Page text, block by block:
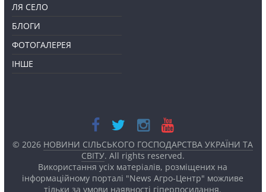
ЛЯ СЕЛО
БЛОГИ
ФОТОГАЛЕРЕЯ
ІНШЕ
© 2026 НОВИНИ СІЛЬСЬКОГО ГОСПОДАРСТВА УКРАЇНИ ТА
СВІТУ. All rights reserved.
Використання усіх матеріалів, розміщених на
інформаційному порталі "News Агро-Центр" можливе
тільки за умови наявності гіперпосилання.